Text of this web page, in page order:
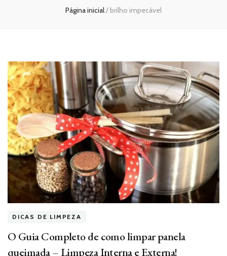
Página inicial/ brilho impecável
DICAS DE LIMPEZA
O Guia Completo de como limpar panela
queimada – Limpeza Interna e Externa!